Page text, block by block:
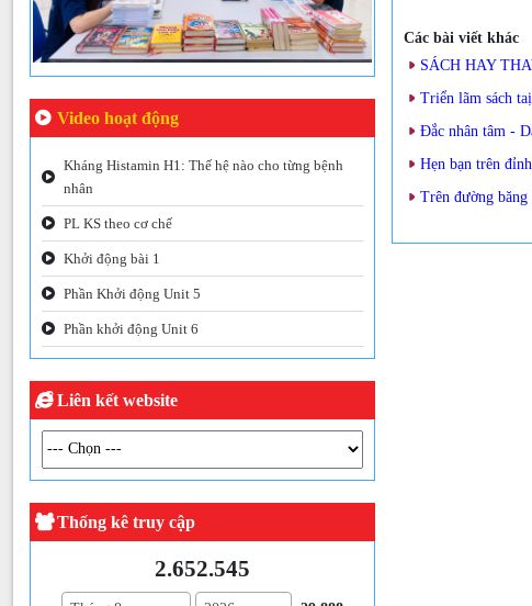
Video hoạt động
Kháng Histamin H1: Thế hệ nào cho từng bệnh
nhân
PL KS theo cơ chế
Khởi động bài 1
Phần Khởi động Unit 5
Phần khởi động Unit 6
Liên kết website
Thống kê truy cập
2.652.545
Các bài viết khác
SÁCH HAY
Triển lãm sách
Đắc nhân tâm -
Hẹn bạn trên
Trên đường băng